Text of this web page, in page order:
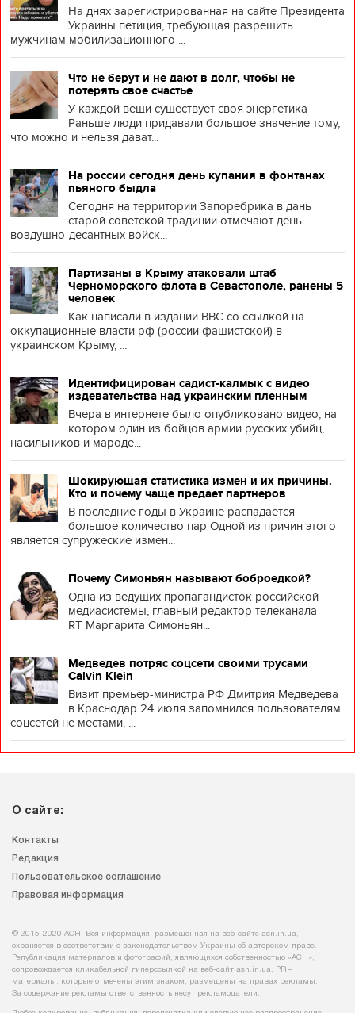
На днях зарегистрированная на сайте Президента
Украины петиция, требующая разрешить
мужчинам мобилизационного ...
Что не берут и не дают в долг, чтобы не
потерять свое счастье
У каждой вещи существует своя энергетика
Раньше люди придавали большое значение тому,
что можно и нельзя дават...
На россии сегодня день купания в фонтанах
пьяного быдла
Сегодня на территории Запоребрика в дань
старой советской традиции отмечают день
воздушно-десантных войск...
Партизаны в Крыму атаковали штаб
Черноморского флота в Севастополе, ранены 5
человек
Как написали в издании BBC со ссылкой на
оккупационные власти рф (россии фашистской) в
украинском Крыму, ...
Идентифицирован садист-калмык с видео
издевательства над украинским пленным
Вчера в интернете было опубликовано видео, на
котором один из бойцов армии русских убийц,
насильников и мароде...
Шокирующая статистика измен и их причины.
Кто и почему чаще предает партнеров
В последние годы в Украине распадается
большое количество пар Одной из причин этого
является супружеские измен...
Почему Симоньян называют боброедкой?
Одна из ведущих пропагандисток российской
медиасистемы, главный редактор телеканала
RT Маргарита Симоньян...
Медведев потряс соцсети своими трусами
Calvin Klein
Визит премьер-министра РФ Дмитрия Медведева
в Краснодар 24 июля запомнился пользователям
соцсетей не местами, ...
О сайте:
Контакты
Редакция
Пользовательское соглашение
Правовая информация
© 2015-2020 АСН. Вся информация, размещенная на веб-сайте asn.in.ua,
охраняется в соответствии с законодательством Украины об авторском праве.
Републикация материалов и фотографий, являющихся собственностью «АСН»,
сопровождается кликабельной гиперссылкой на веб-сайт asn.іn.ua. PR –
материалы, которые отмечены этим знаком, размещены на правах рекламы.
За содержание рекламы ответственность несут рекламодатели.